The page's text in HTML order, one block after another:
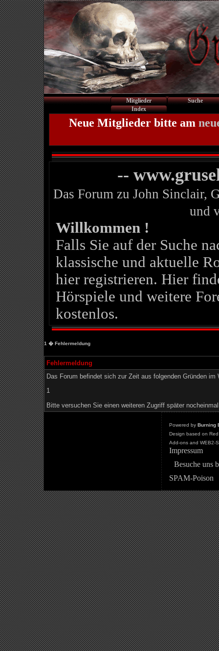
Mitglieder
Suche
Index
Neue Mitglieder bitte am
--
Das Forum zu John Sinclair,
und
Willkommen !
Falls Sie auf der Suche
klassische und aktuelle
hier registrieren. Hier
Hörspiele und weitere
kostenlos.
1 � Fehlermeldung
Fehlermeldung
Das Forum befindet sich zur Zeit aus folgenden Gründen im
1
Bitte versuchen Sie einen weiteren Zugriff später
Powered by Burning
Design based on
Add-ons and WEB2-
Impressum
Besuche uns
SPAM-Poison